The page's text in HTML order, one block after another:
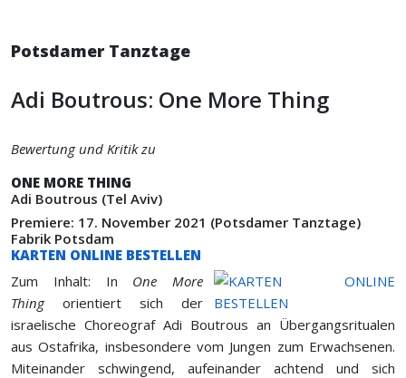
Potsdamer Tanztage
Adi Boutrous: One More Thing
Bewertung und Kritik zu
ONE MORE THING
Adi Boutrous (Tel Aviv)
Premiere: 17. November 2021 (Potsdamer Tanztage)
Fabrik Potsdam
KARTEN ONLINE BESTELLEN
Zum Inhalt: In One More
Thingorientiert sich der
israelische Choreograf Adi Boutrous an Übergangsritualen
aus Ostafrika, insbesondere vom Jungen zum Erwachsenen.
Miteinander schwingend, aufeinander achtend und sich